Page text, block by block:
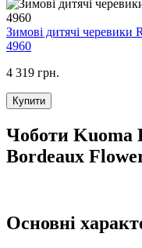
Зимові дитячі черевики
4960
4 319 грн.
Купити
Чоботи Kuoma
Bordeaux
Основні